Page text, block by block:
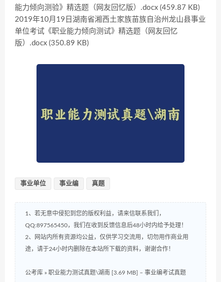
能力倾向测验》精选题（网友回忆版）.docx (459.87 KB)
2019年10月19日湖南省湘西土家族苗族自治州龙山县事业
单位考试《职业能力倾向测试》精选题（网友回忆
版）.docx (350.89 KB)
事业单位 事业编 真题
1、若无意中侵犯到您的版权利益，请来信联系我们，
QQ:897565450，我们在收到反馈信息后48小时内给予处理！
2、网站内所有资源均公益，仅供学习交流用，切勿用作商业用
途，请于24小时内删除在本站所下载的资料，谢谢合作！
公考库 » 职业能力测试真题\湖南 [3.69 MB] – 事业编考试真题